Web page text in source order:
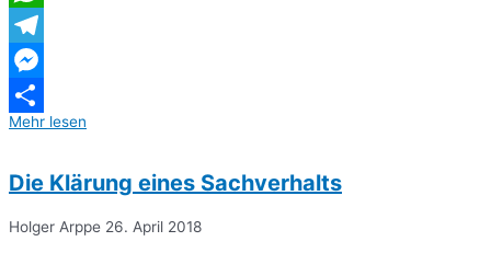
WhatsApp
Telegram
Messenger
Teilen
Mehr lesen
Die Klärung eines Sachverhalts
Holger Arppe 26. April 2018